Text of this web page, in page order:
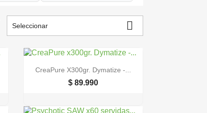
Seleccionar 
 Vista rápida
CreaPure X300gr. Dymatize -...
$ 89.990